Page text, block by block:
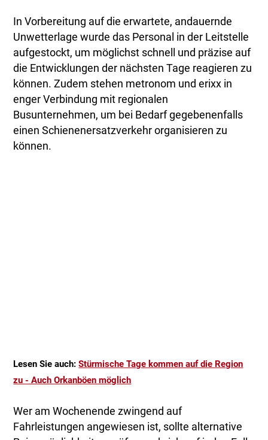
In Vorbereitung auf die erwartete, andauernde
Unwetterlage wurde das Personal in der Leitstelle
aufgestockt, um möglichst schnell und präzise auf
die Entwicklungen der nächsten Tage reagieren zu
können. Zudem stehen metronom und erixx in
enger Verbindung mit regionalen
Busunternehmen, um bei Bedarf gegebenenfalls
einen Schienenersatzverkehr organisieren zu
können.
Lesen Sie auch:Stürmische Tage kommen auf die Region
zu - Auch Orkanböen möglich
Wer am Wochenende zwingend auf
Fahrleistungen angewiesen ist, sollte alternative